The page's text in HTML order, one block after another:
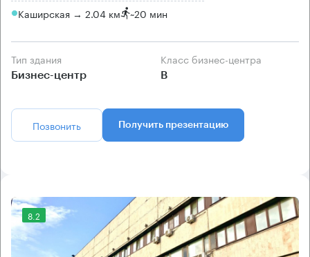
Каширская → 2.04 км ~20 мин
Тип здания
Бизнес-центр
Класс бизнес-центра
B
Позвонить Получить презентацию
8.2